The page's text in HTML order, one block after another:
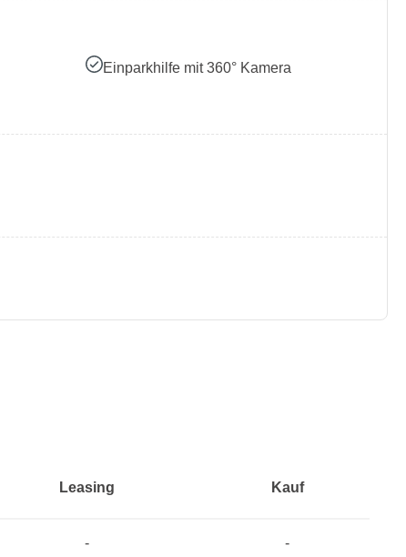
Einparkhilfe mit 360° Kamera
Leasing Kauf
- -